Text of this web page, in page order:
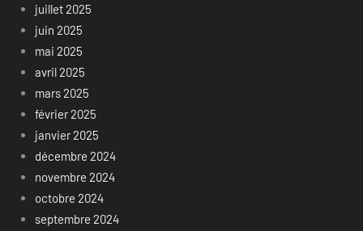
juillet 2025
juin 2025
mai 2025
avril 2025
mars 2025
février 2025
janvier 2025
décembre 2024
novembre 2024
octobre 2024
septembre 2024